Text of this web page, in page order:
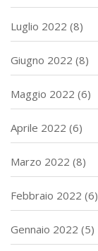
Luglio 2022 (8)
Giugno 2022 (8)
Maggio 2022 (6)
Aprile 2022 (6)
Marzo 2022 (8)
Febbraio 2022 (6)
Gennaio 2022 (5)